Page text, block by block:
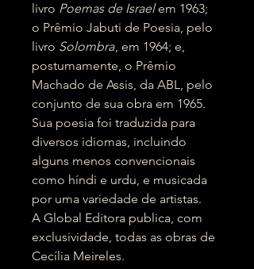
livro Poemas de Israelem 1963;
o Prêmio Jabuti de Poesia, pelo
livro Solombra, em 1964; e,
postumamente, o Prêmio
Machado de Assis, da ABL, pelo
conjunto de sua obra em 1965.
Sua poesia foi traduzida para
diversos idiomas, incluindo
alguns menos convencionais
como híndi e urdu, e musicada
por uma variedade de artistas.
A Global Editora publica, com
exclusividade, todas as obras de
Cecília Meireles.